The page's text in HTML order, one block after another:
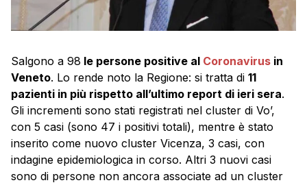
Salgono a 98 le persone positive al Coronavirus in
Veneto. Lo rende noto la Regione: si tratta di 11
pazienti in più rispetto all’ultimo report di ieri sera.
Gli incrementi sono stati registrati nel cluster di Vo’,
con 5 casi (sono 47 i positivi totali), mentre è stato
inserito come nuovo cluster Vicenza, 3 casi, con
indagine epidemiologica in corso. Altri 3 nuovi casi
sono di persone non ancora associate ad un cluster